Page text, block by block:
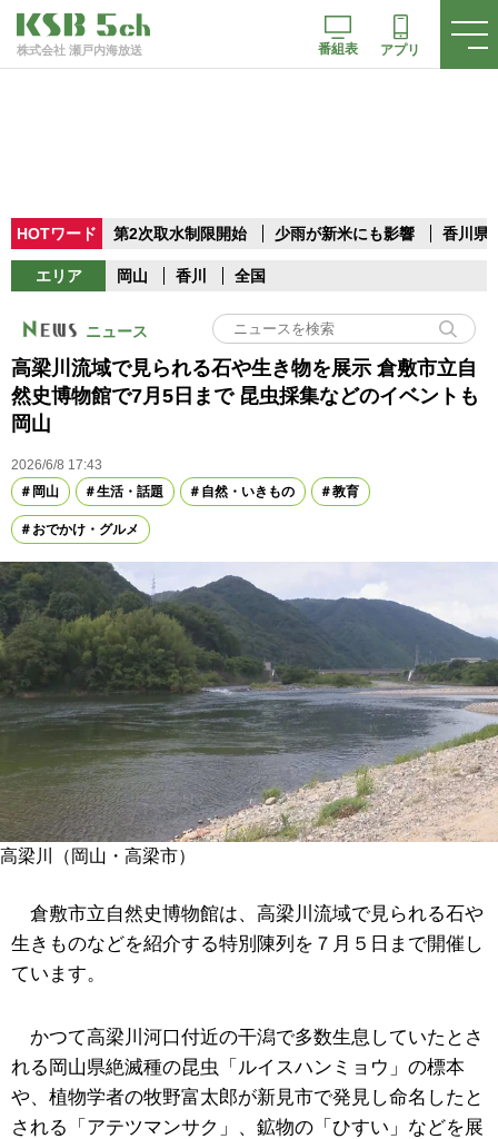
株式会社 瀬戸内海放送 番組表 アプリ
HOTワード 第2次取水制限開始 少雨が新米にも影響 香川県
エリア 岡山 香川 全国
ニュース
高梁川流域で見られる石や生き物を展示 倉敷市立自
然史博物館で7月5日まで 昆虫採集などのイベントも
岡山
2026/6/8 17:43
岡山
生活・話題 自然・いきもの 教育
おでかけ・グルメ
高梁川（岡山・高梁市）
倉敷市立自然史博物館は、高梁川流域で見られる石や
生きものなどを紹介する特別陳列を７月５日まで開催し
ています。
かつて高梁川河口付近の干潟で多数生息していたとさ
れる岡山県絶滅種の昆虫「ルイスハンミョウ」の標本
や、植物学者の牧野富太郎が新見市で発見し命名したと
される「アテツマンサク」、鉱物の「ひすい」などを展